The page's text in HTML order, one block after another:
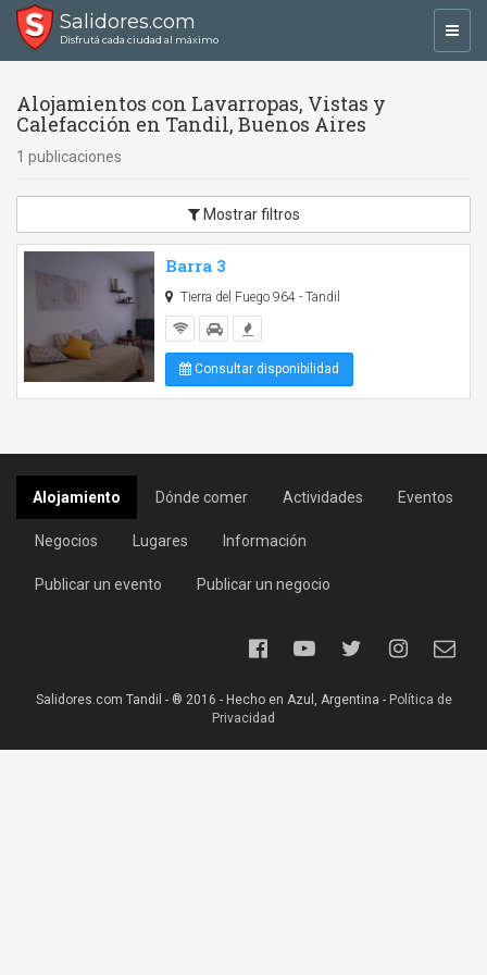
Salidores.com
Disfrutá cada ciudad al máximo
Alojamientos con Lavarropas, Vistas y
Calefacción en Tandil, Buenos Aires
1 publicaciones
Mostrar filtros
Barra 3
Tierra del Fuego 964 - Tandil
Consultar disponibilidad
Alojamiento Dónde comer Actividades Eventos
Negocios Lugares Información
Publicar un evento Publicar un negocio
Salidores.com Tandil - ® 2016 - Hecho en Azul, Argentina - Política de
Privacidad